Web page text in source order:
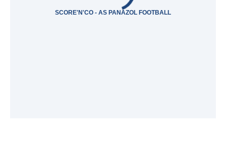
SCORE'N'CO - AS PANAZOL FOOTBALL